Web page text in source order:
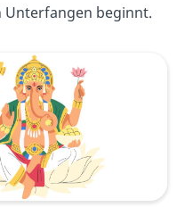
Unterfangen beginnt.